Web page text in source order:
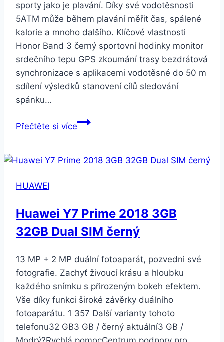
sporty jako je plavání. Díky své vodotěsnosti
5ATM může během plavání měřit čas, spálené
kalorie a mnoho dalšího. Klíčové vlastnosti
Honor Band 3 černý sportovní hodinky monitor
srdečního tepu GPS zkoumání trasy bezdrátová
synchronizace s aplikacemi vodotěsné do 50 m
sdílení výsledků stanovení cílů sledování
spánku…
Přečtěte si víceHonor
černý
HUAWEI
Huawei Y7 Prime 2018 3GB
32GB Dual SIM černý
13 MP + 2 MP duální fotoaparát, pozvedni své
fotografie. Zachyť živoucí krásu a hloubku
každého snímku s přirozeným bokeh efektem.
Vše díky funkci široké závěrky duálního
fotoaparátu. 1 357 Další varianty tohoto
telefonu32 GB3 GB / černý aktuální3 GB /